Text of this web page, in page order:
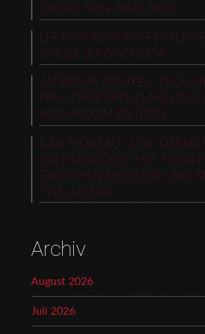
SINGLE SEIN „REAL FACE“
LEFTOVERS
SINGLE „ERWACHSEN“
ANNA TUR REMIXES „I’M
PAUL OAKENFOLD AND
MUSHROOM ANTHEM
ILAN MOREAU: „UNE
EIN FRANZÖSISCHES
ZWISCHEN EMOTION UND
INTELLIGENZ
Archiv
August 2026
Juli 2026